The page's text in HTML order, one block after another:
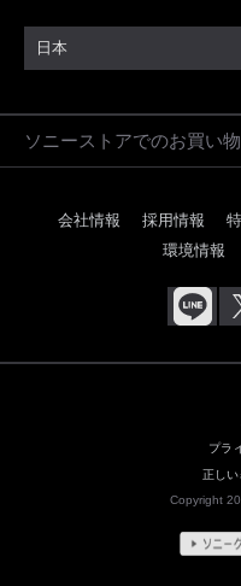
日本
ソニーストアでのお買い
会社情報 採用情報
環境情報
プラ
正し
Copyright